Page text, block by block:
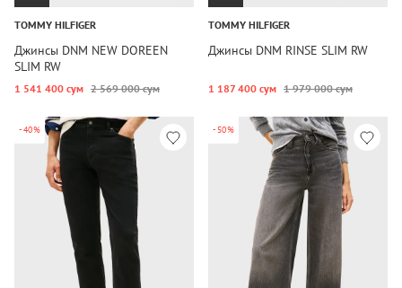
TOMMY HILFIGER
Джинсы DNM NEW DOREEN
SLIM RW
1 541 400 сум 2 569 000 сум
TOMMY HILFIGER
Джинсы DNM RINSE SLIM RW
1 187 400 сум 1 979 000 сум
-40% -50%